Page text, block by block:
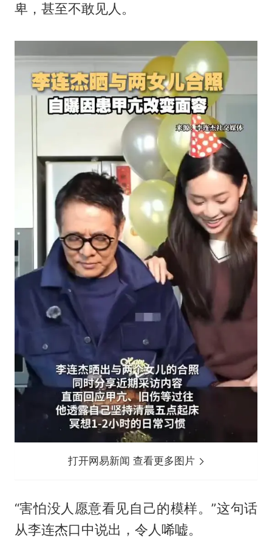
卑，甚至不敢见人。
打开网易新闻 查看更多图片
“害怕没人愿意看见自己的模样。”这句话
从李连杰口中说出，令人唏嘘。